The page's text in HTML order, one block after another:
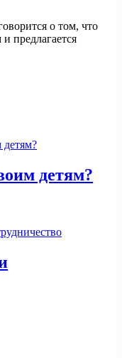
о том, что
предлагается
детям?